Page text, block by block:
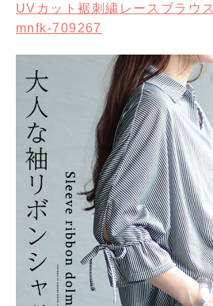
UVカット裾刺繍レースブラウス
mnfk-709267